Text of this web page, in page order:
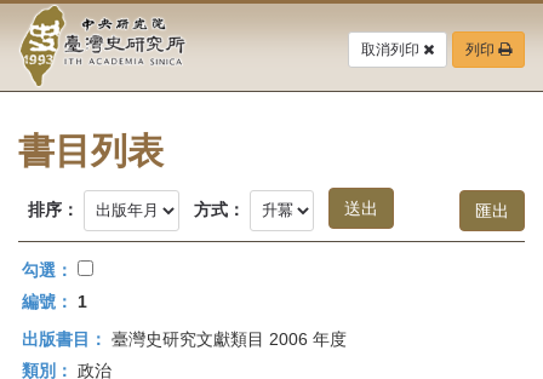
要
中
央
研
究
院-
臺
灣
史
取消列印 列印
書目列表
排序： 方式：
勾選：
編號：
1
出版書目： 臺灣史研究文獻類目 2006 年度
類別： 政治